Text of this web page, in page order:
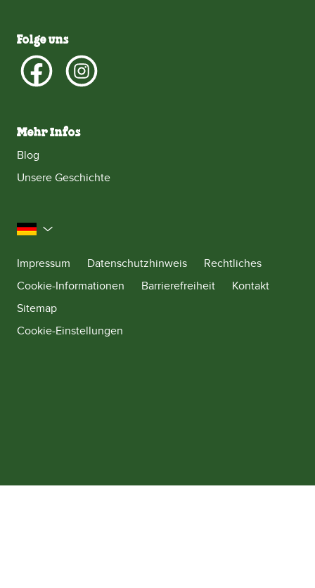
Folge uns
Mehr Infos
Blog
Unsere Geschichte
Deutschland
Impressum
Datenschutzhinweis
Rechtliches
Cookie-Informationen
Barrierefreiheit
Kontakt
Sitemap
Cookie-Einstellungen